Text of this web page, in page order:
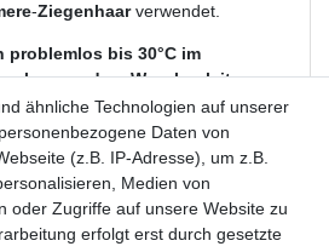
-Ziegenhaarverwendet.
problemlos bis 30°C im
werden. Waschanleitung
% Baumwolle Feinbatist
Cashmere-Ziegenhaar, von
ähnliche Technologien auf unserer
Daten von
(z.B. IP-Adresse), um z.B.
Medien von
oder Zugriffe auf unsere Website zu
erfolgt erst durch gesetzte